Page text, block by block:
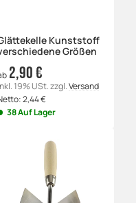
Kunststoff
Größen
2,90 €
19% USt.zzgl.Versand
2,44€
38 Auf Lager